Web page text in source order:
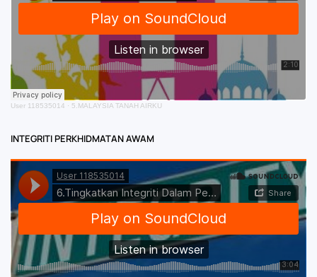
User 118535014 · 5.MALAYSIA TANAH AIRKU
INTEGRITI PERKHIDMATAN AWAM